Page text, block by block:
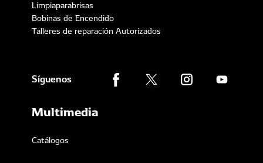
Limpiaparabrisas
Bobinas de Encendido
Talleres de reparación Autorizados
Síguenos
Multimedia
Catálogos